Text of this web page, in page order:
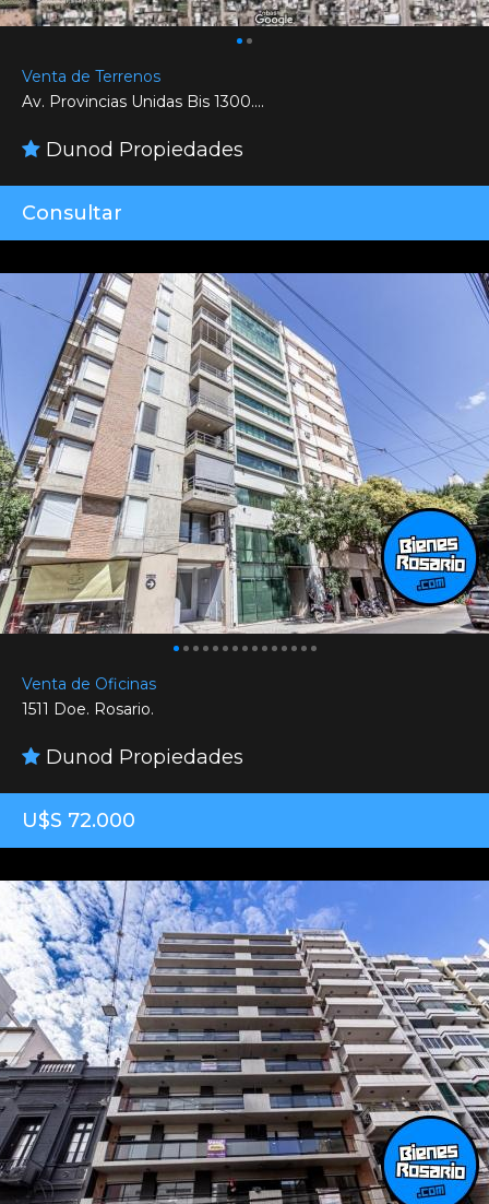
Venta de Terrenos
Av. Provincias Unidas Bis 1300....
Dunod Propiedades
Consultar
Venta de Oficinas
1511 Doe. Rosario.
Dunod Propiedades
U$S 72.000